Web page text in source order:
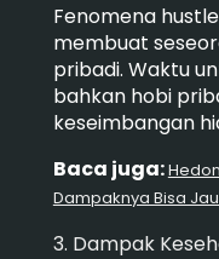
Fenomena
membuat
pribadi. Waktu
bahkan hobi
keseimbangan
Baca juga:
Dampaknya Bisa
3. Dampak